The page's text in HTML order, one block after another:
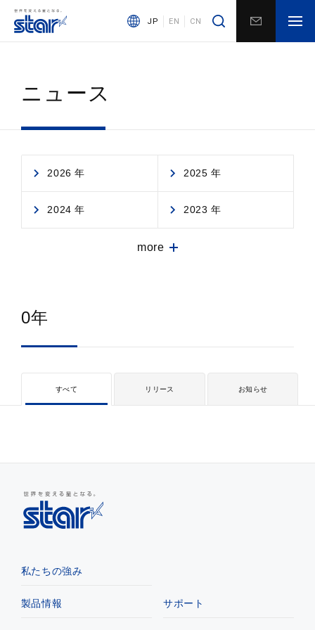
JP EN CN
ニュース
2026 年 2025 年
2024 年 2023 年
more
0年
すべて リリース お知らせ
私たちの強み
製品情報 サポート